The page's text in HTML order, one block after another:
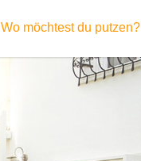
Wo möchtest du putzen?